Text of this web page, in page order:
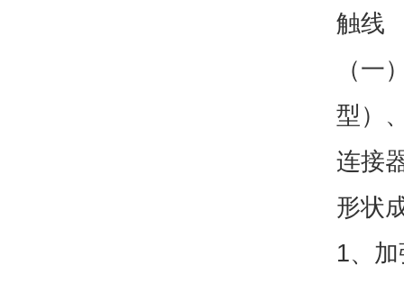
触线
（一
型）
连接
形状
1、